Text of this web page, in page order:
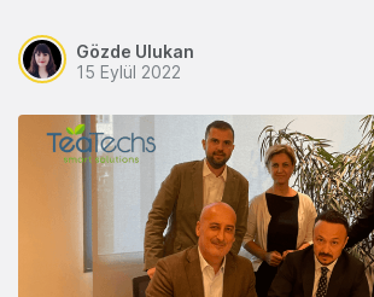
Gözde Ulukan
15 Eylül 2022